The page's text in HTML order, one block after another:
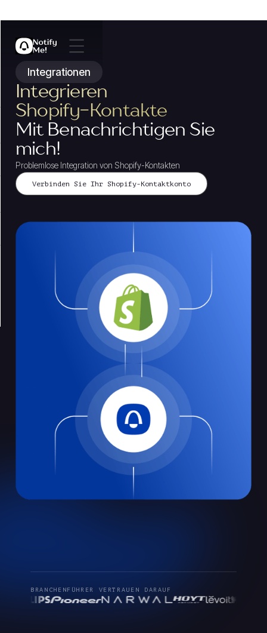
Integrationen
Integrieren
Shopify-Kontakte
Mit Benachrichtigen Sie
mich!
Problemlose Integration von Shopify-Kontakten
Verbinden Sie Ihr Shopify-Kontaktkonto
BRANCHENFÜHRER VERTRAUEN DARAUF